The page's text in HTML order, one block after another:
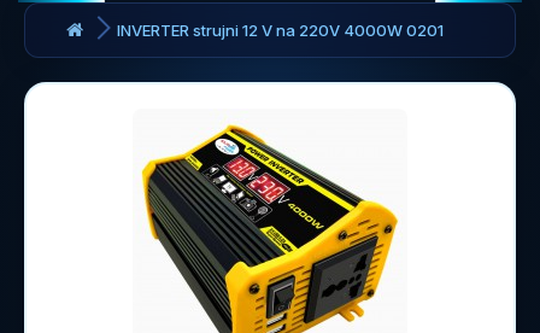
INVERTER strujni 12 V na 220V 4000W 0201